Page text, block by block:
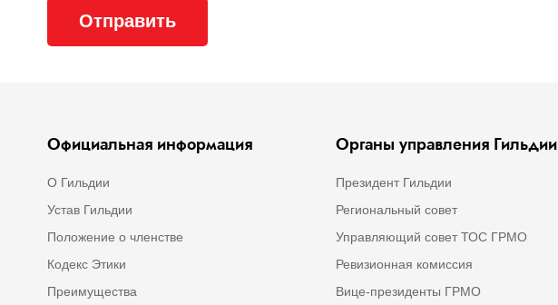
Официальная информация
О Гильдии
Устав Гильдии
Положение о членстве
Кодекс Этики
Преимущества
Органы управления Гильдии
Президент Гильдии
Региональный совет
Управляющий совет ТОС ГРМО
Ревизионная комиссия
Вице-президенты ГРМО